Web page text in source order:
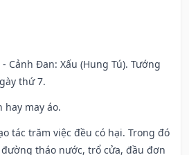
Cảnh Đan: Xấu (Hung Tú). Tướng
thứ 7.
hay may áo.
tác trăm việc đều có hại. Trong đó
tháo nước, trổ cửa, đầu đơn